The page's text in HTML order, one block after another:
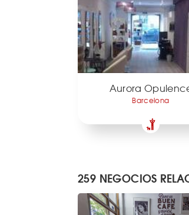
Aurora
Barcelona
259 NEGOCIOS